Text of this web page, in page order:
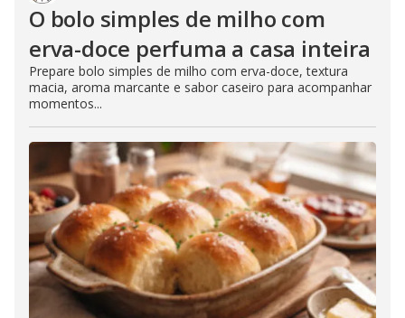
O bolo simples de milho com
erva-doce perfuma a casa inteira
Prepare bolo simples de milho com erva-doce, textura
macia, aroma marcante e sabor caseiro para acompanhar
momentos...